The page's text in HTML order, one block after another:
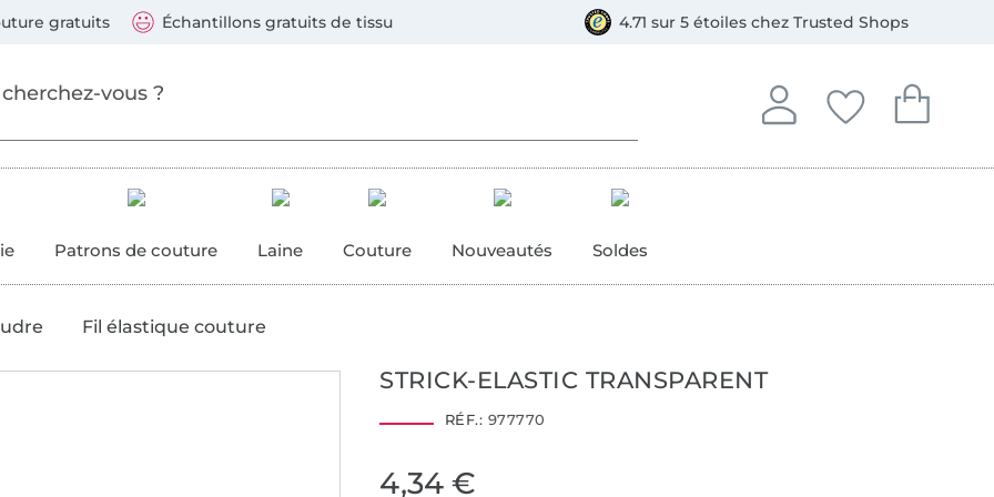
gratuits Échantillons gratuits de tissu 4.71 sur 5 étoiles chez Trusted Shops
Se connecter
Se connecter à votre
Mes favoris
Vous avez
Mon
Vous avez
Patrons de couture Laine Couture Nouveautés Soldes
Fil élastique couture
STRICK-ELASTIC TRANSPARENT
RÉF.: 977770
4,34 €
suivants : Visa, Mastercard, Carte bleue, PayPal, Virement, Bancontact